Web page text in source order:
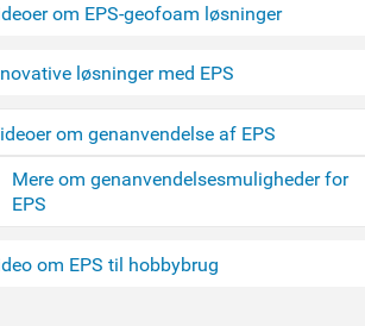
om EPS-geofoam løsninger
løsninger med EPS
om genanvendelse af EPS
Mere om genanvendelsesmuligheder for
EPS
om EPS til hobbybrug